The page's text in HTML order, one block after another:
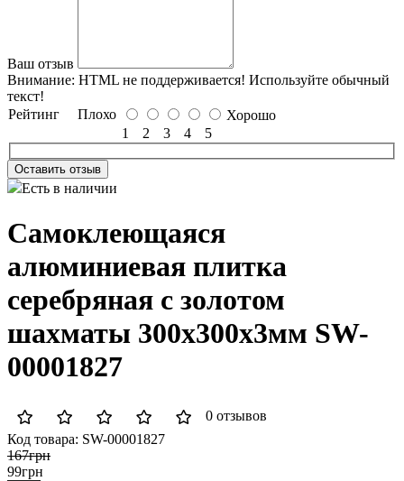
Ваш отзыв
Внимание: HTML не поддерживается! Используйте обычный
текст!
Рейтинг Плохо
Хорошо
1
2 3 4 5
Оставить отзыв
Есть в наличии
Самоклеющаяся
алюминиевая плитка
серебряная с золотом
шахматы 300х300х3мм SW-
00001827
0 отзывов
Код товара: SW-00001827
167грн
99грн